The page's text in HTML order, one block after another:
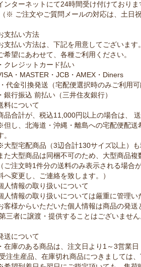
ンターネットにて24時間受け付けておりま
※ ご注文やご質問メールの対応は、土日祝
支払い方法
支払い方法は、下記を用意してございます。
希望にあわせて、各種ご利用ください。
クレジットカード払い
・MASTER・JCB・AMEX・Diners
代金引換発送（宅配便選択時のみご利用可
銀行振込 前払い（三井住友銀行）
料について
品合計が、税込11,000円以上の場合は、
し、北海道・沖縄・離島への宅配便配送
。
型宅配商品（3辺合計130サイズ以上）も
た大型商品は同梱不可のため、大型商品複
ご注文時1件分の送料のみ表示される場合
へ変更し、ご連絡を致します。）
人情報の取り扱いについて
人情報の取り扱いについては厳重に管理い
客様からいただいた個人情報は商品の発送
三者に譲渡・提供することはございません
送について
在庫のある商品は、注文日より1～3営業
注生産品、在庫切れ商品につきましては